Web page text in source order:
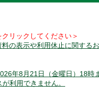
リックしてください＞
の表示や利用休止に関する
年8月21日（金曜日）18時
利用できません。